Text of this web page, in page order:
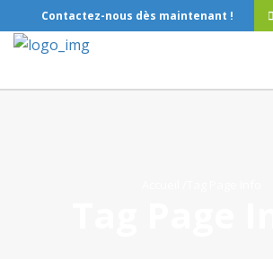
Contactez-nous dès maintenant !